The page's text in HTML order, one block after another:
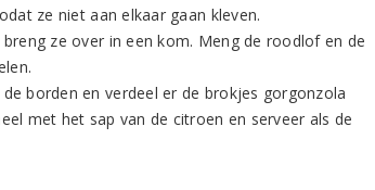
ze niet aan elkaar gaan kleven.
ze over in een kom. Meng de roodlof en de
borden en verdeel er de brokjes gorgonzola
met het sap van de citroen en serveer als de